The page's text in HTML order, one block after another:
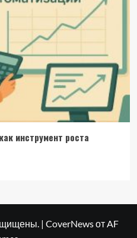
инструмент роста
| CoverNewsот AF